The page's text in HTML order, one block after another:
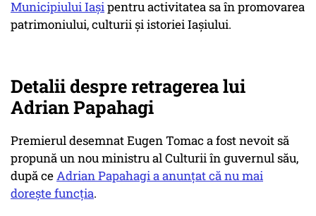
Municipiului Iașipentru activitatea sa în promovarea
patrimoniului, culturii și istoriei Iașiului.
Detalii despre retragerea lui
Adrian Papahagi
Premierul desemnat Eugen Tomac a fost nevoit să
propună un nou ministru al Culturii în guvernul său,
după ceAdrian Papahagi a anunţat că nu mai
doreşte funcţia.